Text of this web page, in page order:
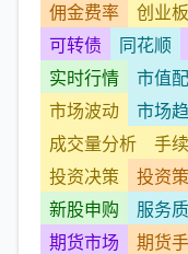
佣金费率
创业板
可转债
同花顺
实时行情
市值
市场波动
市场
成交量分析
手
投资决策
投资
新股申购
服务
期货市场
期货